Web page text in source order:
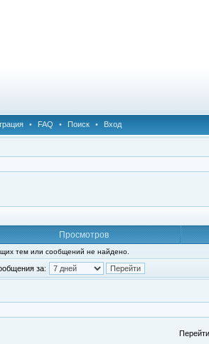
• FAQ • Поиск • Вход
Просмотров
тем или сообщений не найдено.
за: